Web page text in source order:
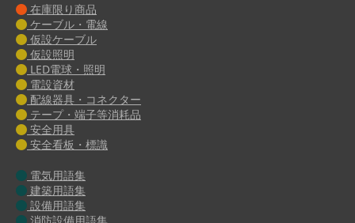
在庫限り商品
ケーブル・電線
仮設ケーブル
仮設照明
LED電球・照明
電設資材
配線器具・コネクター
テープ・端子等消耗品
安全用具
安全看板・標識
電気用語集
建築用語集
設備用語集